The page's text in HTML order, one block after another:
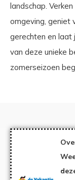
landschap.
omgeving, geniet
gerechten en laat
van deze unieke
zomerseizoen